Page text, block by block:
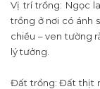
Vị trí trồng: Ngọc
trồng ở nơi có ánh
chiều – ven tường
lý tưởng.
Đất trồng: Đất thịt